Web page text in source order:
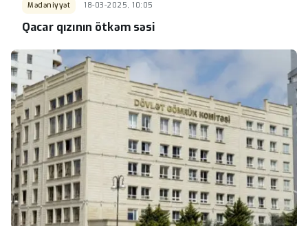
Mədəniyyət 18-03-2025, 10:05
Qacar qızının ötkəm səsi